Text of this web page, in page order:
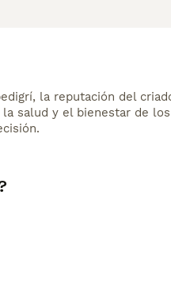
la reputación del
salud y el bienestar de